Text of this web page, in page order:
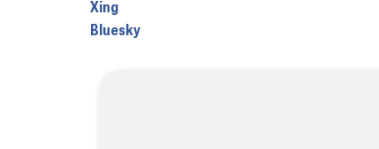
Xing
Bluesky